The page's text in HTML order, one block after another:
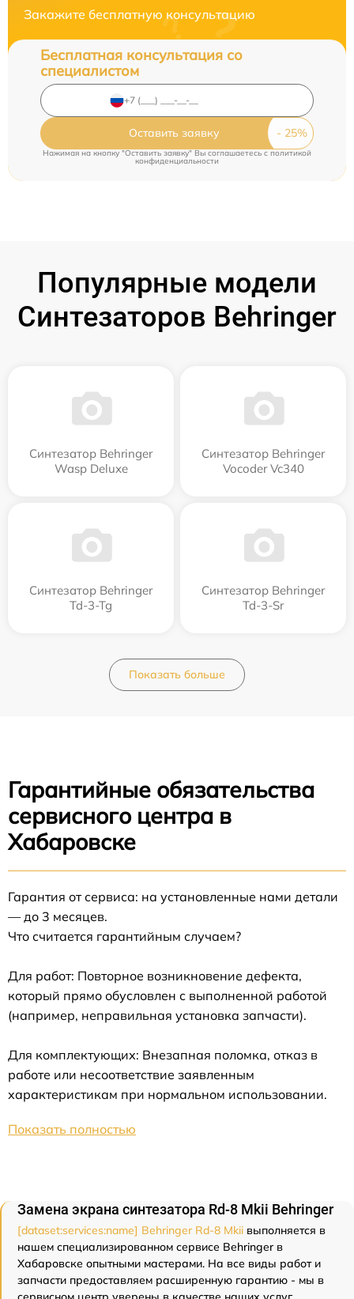
Закажите бесплатную консультацию
Бесплатная консультация со
специалистом
Оставить заявку
Нажимая на кнопку "Оставить заявку" Вы соглашаетесь cполитикой
конфиденциальности
Популярные модели
Синтезаторов Behringer
Синтезатор Behringer
Wasp Deluxe
Синтезатор Behringer
Vocoder Vc340
Синтезатор Behringer
Td-3-Tg
Синтезатор Behringer
Td-3-Sr
Показать больше
Гарантийные обязательства
сервисного центра в
Хабаровске
Гарантия от сервиса: на установленные нами детали
— до 3 месяцев.
Что считается гарантийным случаем?
Для работ: Повторное возникновение дефекта,
который прямо обусловлен с выполненной работой
(например, неправильная установка запчасти).
Для комплектующих: Внезапная поломка, отказ в
работе или несоответствие заявленным
характеристикам при нормальном использовании.
Показать полностью
Замена экрана синтезатора Rd-8 Mkii Behringer
[dataset:services:name] Behringer Rd-8 Mkii выполняется в
нашем специализированном сервисе Behringer в
Хабаровске опытными мастерами. На все виды работ и
запчасти предоставляем расширенную гарантию - мы в